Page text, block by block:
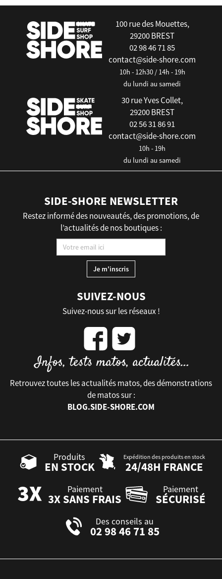
100 rue des Mouettes,
29200 BREST
02 98 46 71 85
contact@side-shore.com
10h - 12h30 / 14h - 19h
du lundi au samedi
30 rue Yves Collet,
29200 BREST
02 56 31 86 91
contact@side-shore.com
10h - 19h
du lundi au samedi
SIDE-SHORE NEWSLETTER
Restez informé des nouveautés, des promotions, de
l’actualités de nos boutiques :
SUIVEZ-NOUS
Suivez-nous sur les réseaux !
Retrouvez toutes les actualités matos, des démonstrations
de matos sur :
BLOG.SIDE-SHORE.COM
Produits
EN STOCK
Expédition des produits en stock
24/48H FRANCE
Paiement
3X SANS FRAIS
Paiement
SÉCURISÉ
Des conseils au
02 98 46 71 85